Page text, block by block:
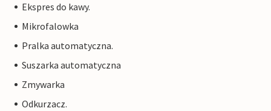
Ekspres do kawy.
Mikrofalowka
Pralka automatyczna.
Suszarka automatyczna
Zmywarka
Odkurzacz.